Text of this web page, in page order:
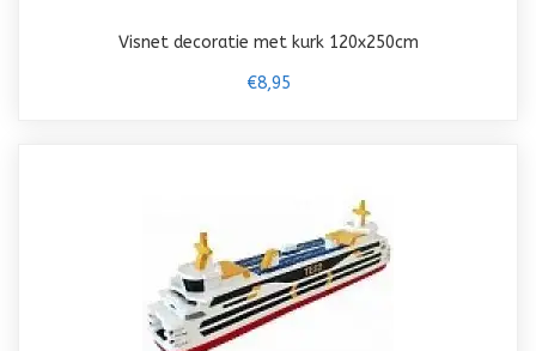
Visnet decoratie met kurk 120x250cm
€8,95